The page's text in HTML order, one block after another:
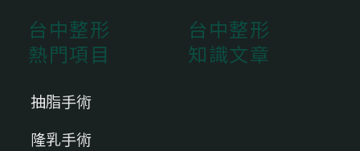
台中整形
熱門項目
抽脂手術
隆乳手術
台中整形
知識文章